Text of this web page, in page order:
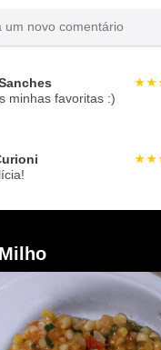
minhas favoritas :)